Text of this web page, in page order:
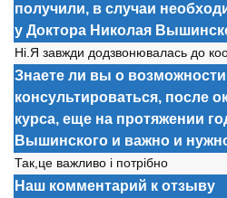
получили, в случаи
у Доктора Николая
Ні.Я завжди додзвонювалась до
Знаете ли вы о
консультироваться, после
курса, еще на протяжении
Вышинского и важно и
Так,це важливо і потрібно
Наш комментарий к отзыву